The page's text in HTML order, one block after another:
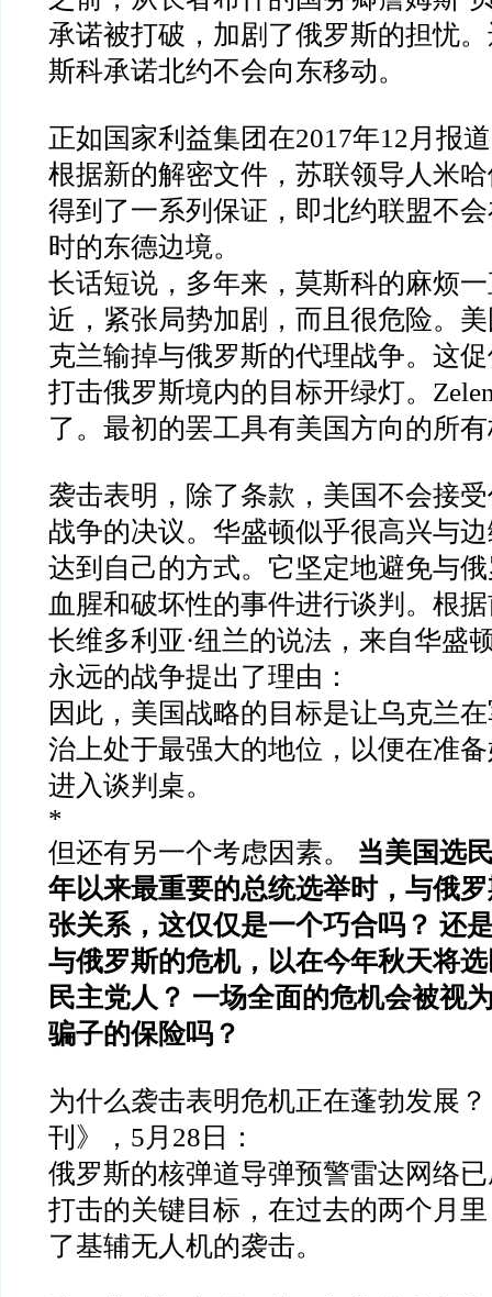
承诺被打破，加剧了俄罗斯的担忧
斯科承诺北约不会向东移动。
正如国家利益集团在2017年12月报
根据新的解密文件，苏联领导人米
得到了一系列保证，即北约联盟不
时的东德边境。
长话短说，多年来，莫斯科的麻烦
近，紧张局势加剧，而且很危险。
克兰输掉与俄罗斯的代理战争。这
打击俄罗斯境内的目标开绿灯。
了。最初的罢工具有美国方向的所
袭击表明，除了条款，美国不会接
战争的决议。华盛顿似乎很高兴与
达到自己的方式。它坚定地避免与
血腥和破坏性的事件进行谈判。根
长维多利亚·纽兰的说法，来自华盛
永远的战争提出了理由：
因此，美国战略的目标是让乌克兰
治上处于最强大的地位，以便在准
进入谈判桌。
*
但还有另一个考虑因素。 当美国选
年以来最重要的总统选举时，与俄
张关系，这仅仅是一个巧合吗？ 还
与俄罗斯的危机，以在今年秋天将
民主党人？ 一场全面的危机会被视
骗子的保险吗？
为什么袭击表明危机正在蓬勃发展
刊》，5月28日：
俄罗斯的核弹道导弹预警雷达网络
打击的关键目标，在过去的两个月
了基辅无人机的袭击。